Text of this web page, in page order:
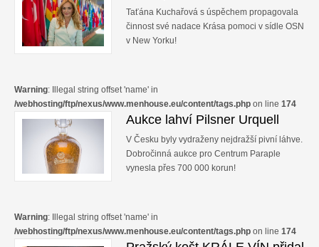
Taťána Kuchařová s úspěchem propagovala
činnost své nadace Krása pomoci v sídle OSN
v New Yorku!
Warning: Illegal string offset 'name' in
/webhosting/ftp/nexus/www.menhouse.eu/content/tags.php on line 174
Aukce lahví Pilsner Urquell
V Česku byly vydraženy nejdražší pivní láhve.
Dobročinná aukce pro Centrum Paraple
vynesla přes 700 000 korun!
Warning: Illegal string offset 'name' in
/webhosting/ftp/nexus/www.menhouse.eu/content/tags.php on line 174